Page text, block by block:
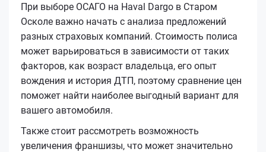
При выборе ОСАГО на Haval Dargo в Старом
Осколе важно начать с анализа предложений
разных страховых компаний. Стоимость полиса
может варьироваться в зависимости от таких
факторов, как возраст владельца, его опыт
вождения и история ДТП, поэтому сравнение цен
поможет найти наиболее выгодный вариант для
вашего автомобиля.
Также стоит рассмотреть возможность
увеличения франшизы, что может значительно